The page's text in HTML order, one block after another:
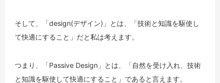
そして、「design(デザイン)」とは、「技術と知識を駆使し
て快適にすること」だと私は考えます。
つまり、「Passive Design」とは、「自然を受け入れ、技術
と知識を駆使して快適にすること」であると言えます。